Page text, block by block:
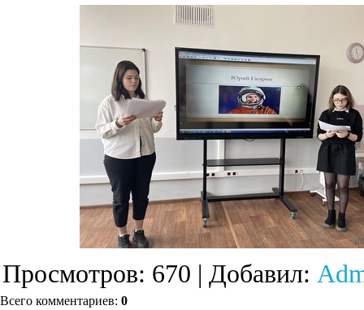
Просмотров: 670 | Добавил:
Всего комментариев: 0